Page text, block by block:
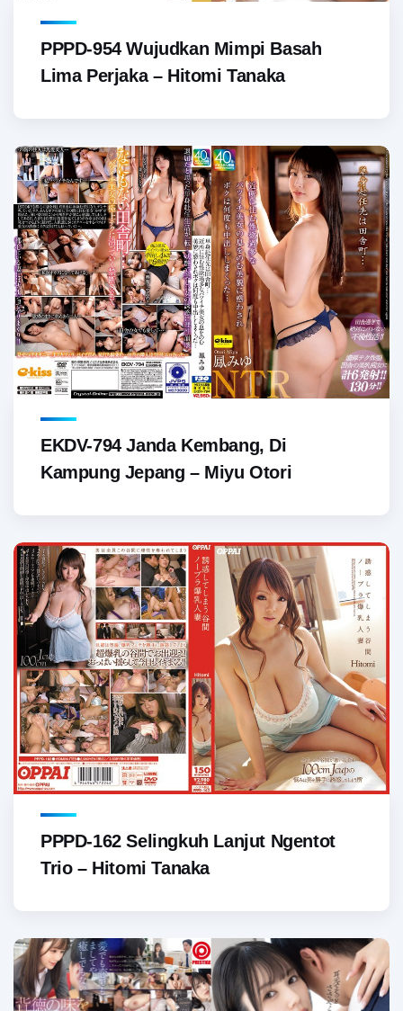
PPPD-954 Wujudkan Mimpi Basah
Lima Perjaka – Hitomi Tanaka
EKDV-794 Janda Kembang, Di
Kampung Jepang – Miyu Otori
PPPD-162 Selingkuh Lanjut Ngentot
Trio – Hitomi Tanaka